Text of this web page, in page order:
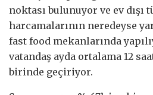
noktası bulunuyor ve ev dışı
harcamalarının neredeyse
fast food mekanlarında
vatandaş ayda ortalama 12
birinde geçiriyor.